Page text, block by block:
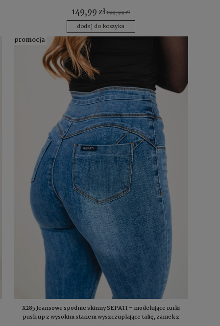
149,99 zł199,99 zł
dodaj do koszyka
X285 Jeansowe spodnie skinny SEPATI – modelujące rurki
push up z wysokim stanem wyszczuplające talię, zamek z
promocja